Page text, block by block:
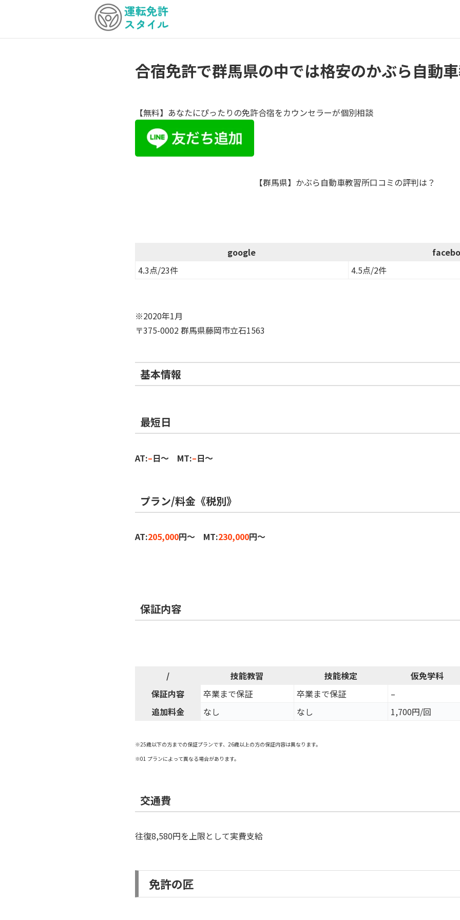
合宿免許で群馬県の中では格安のかぶら自動
【無料】あなたにぴったりの免許合宿をカウンセラーが個別相談
【群馬県】かぶら自動車教習所口コミの評判は？
google
4.3点/23件
4.5点/2件
※2020年1月
〒375-0002 群馬県藤岡市立石1563
基本情報
最短日
AT:–日～ MT:–日～
プラン/料金《税別》
AT:205,000円～ MT:230,000円～
保証内容
/ 技能教習 技能検定
仮免学科
保証内容
卒業まで保証 卒業まで保証
–
追加料金
なし なし 1,700円/回
※25歳以下の方までの保証プランです、26歳以上の方の保証内容は異なります。
※01 プランによって異なる場合があります。
交通費
往復8,580円を上限として実費支給
免許の匠